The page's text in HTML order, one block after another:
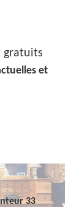
gratuits
et
33